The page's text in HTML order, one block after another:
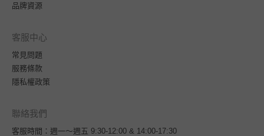
品牌資源
客服中心
常見問題
服務條款
隱私權政策
聯絡我們
客服時間：週一～週五 9:30-12:00 & 14:00-17:30